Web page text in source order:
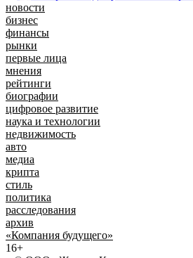
новости
бизнес
финансы
рынки
первые лица
мнения
рейтинги
биографии
цифровое развитие
наука и технологии
недвижимость
авто
медиа
крипта
стиль
политика
расследования
архив
«Компания будущего»
16+